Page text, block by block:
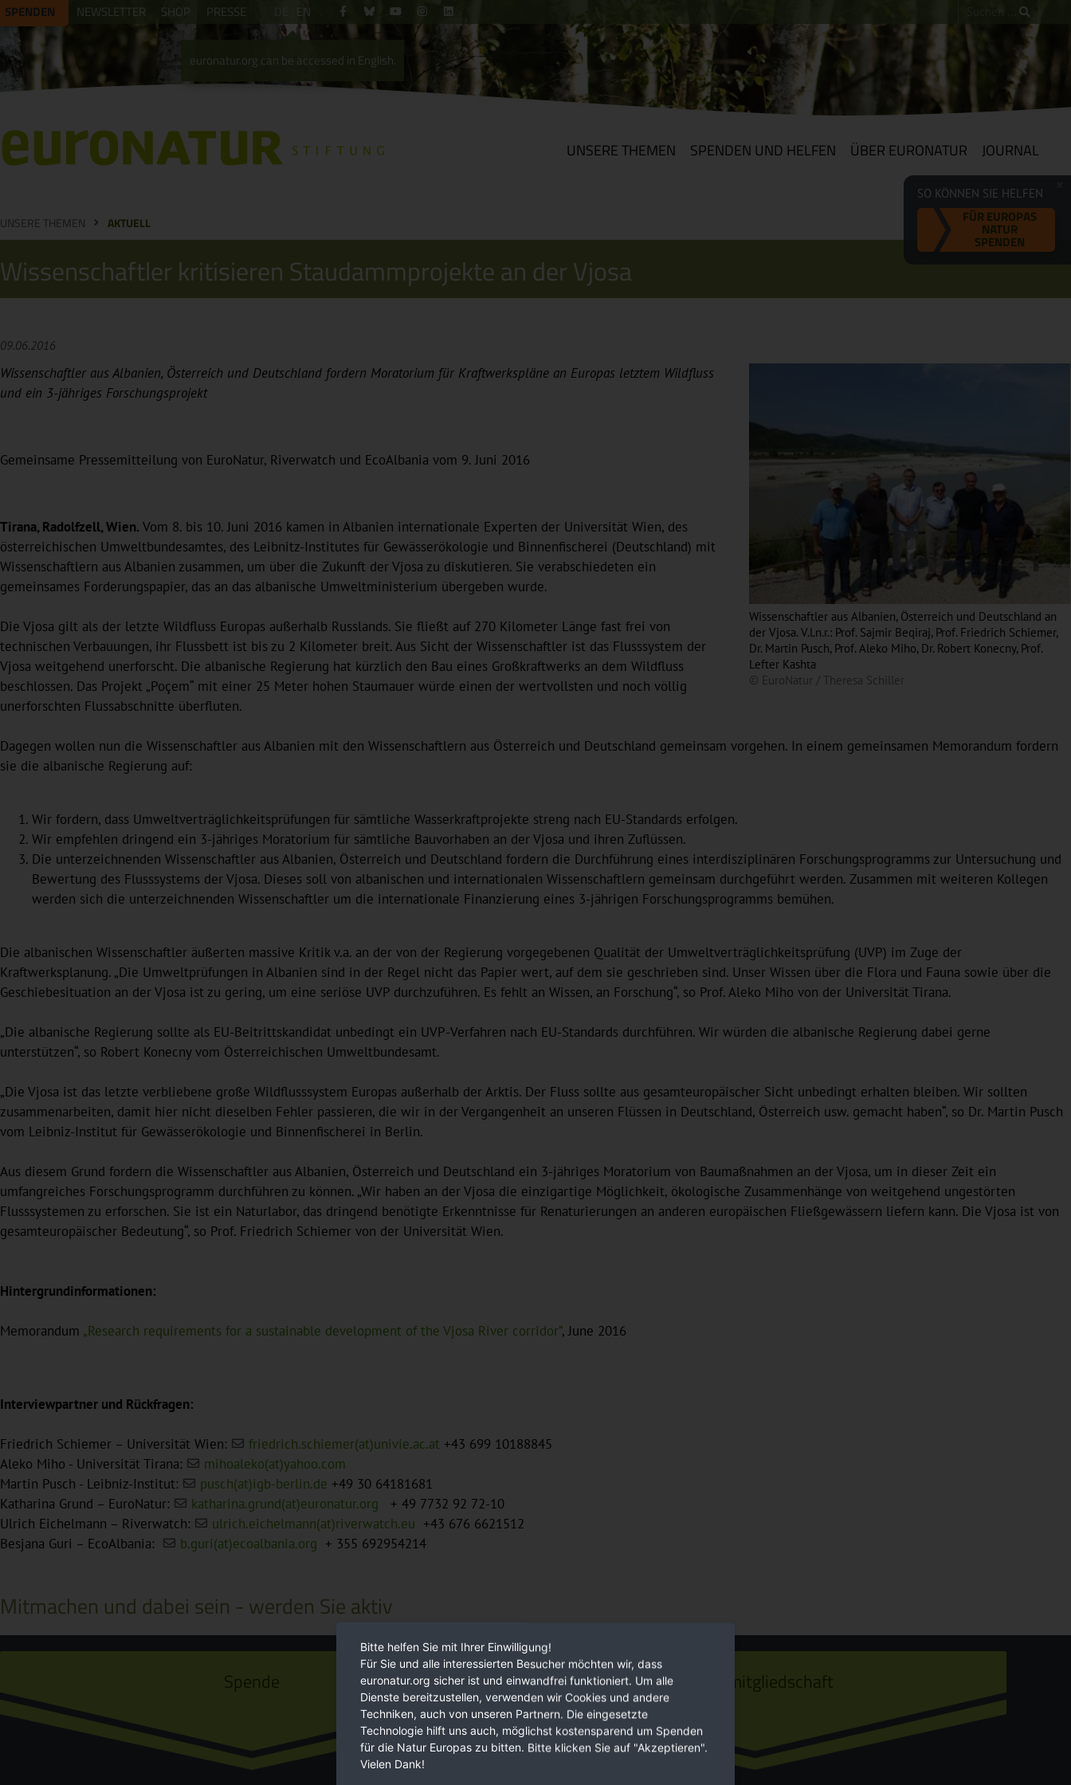
SPENDEN NEWSLETTER SHOP PRESSE
euronatur.org can be accessed in English.
EN
UNSERE THEMEN SPENDEN UND HELFEN ÜBER EURONATUR JOURNAL
SO KÖNNEN SIE HELFEN
FÜR EUROPAS
NATUR
SPENDEN
UNSERE THEMEN AKTUELL
Wissenschaftler kritisieren Staudammprojekte an der Vjosa
09.06.2016
Wissenschaftler aus Albanien, Österreich und Deutschland an
der Vjosa. V.l.n.r.: Prof. Sajmir Beqiraj, Prof. Friedrich Schiemer,
Dr. Martin Pusch, Prof. Aleko Miho, Dr. Robert Konecny, Prof.
Lefter Kashta
© EuroNatur / Theresa Schiller
Wissenschaftler aus Albanien, Österreich und Deutschland fordern Moratorium für Kraftwerkspläne an Europas letztem Wildfluss
und ein 3-jähriges Forschungsprojekt
Gemeinsame Pressemitteilung von EuroNatur, Riverwatch und EcoAlbania vom 9. Juni 2016
Tirana, Radolfzell, Wien. Vom 8. bis 10. Juni 2016 kamen in Albanien internationale Experten der Universität Wien, des
österreichischen Umweltbundesamtes, des Leibnitz-Institutes für Gewässerökologie und Binnenfischerei (Deutschland) mit
Wissenschaftlern aus Albanien zusammen, um über die Zukunft der Vjosa zu diskutieren. Sie verabschiedeten ein
gemeinsames Forderungspapier, das an das albanische Umweltministerium übergeben wurde.
Die Vjosa gilt als der letzte Wildfluss Europas außerhalb Russlands. Sie fließt auf 270 Kilometer Länge fast frei von
technischen Verbauungen, ihr Flussbett ist bis zu 2 Kilometer breit. Aus Sicht der Wissenschaftler ist das Flusssystem der
Vjosa weitgehend unerforscht. Die albanische Regierung hat kürzlich den Bau eines Großkraftwerks an dem Wildfluss
beschlossen. Das Projekt „Poçem“ mit einer 25 Meter hohen Staumauer würde einen der wertvollsten und noch völlig
unerforschten Flussabschnitte überfluten.
Dagegen wollen nun die Wissenschaftler aus Albanien mit den Wissenschaftlern aus Österreich und Deutschland gemeinsam vorgehen. In einem gemeinsamen Memorandum fordern
sie die albanische Regierung auf:
Wir fordern, dass Umweltverträglichkeitsprüfungen für sämtliche Wasserkraftprojekte streng nach EU-Standards erfolgen.
Wir empfehlen dringend ein 3-jähriges Moratorium für sämtliche Bauvorhaben an der Vjosa und ihren Zuflüssen.
Die unterzeichnenden Wissenschaftler aus Albanien, Österreich und Deutschland fordern die Durchführung eines interdisziplinären Forschungsprogramms zur Untersuchung und
Bewertung des Flusssystems der Vjosa. Dieses soll von albanischen und internationalen Wissenschaftlern gemeinsam durchgeführt werden. Zusammen mit weiteren Kollegen
werden sich die unterzeichnenden Wissenschaftler um die internationale Finanzierung eines 3-jährigen Forschungsprogramms bemühen.
Die albanischen Wissenschaftler äußerten massive Kritik v.a. an der von der Regierung vorgegebenen Qualität der Umweltverträglichkeitsprüfung (UVP) im Zuge der
Kraftwerksplanung. „Die Umweltprüfungen in Albanien sind in der Regel nicht das Papier wert, auf dem sie geschrieben sind. Unser Wissen über die Flora und Fauna sowie über die
Geschiebesituation an der Vjosa ist zu gering, um eine seriöse UVP durchzuführen. Es fehlt an Wissen, an Forschung“, so Prof. Aleko Miho von der Universität Tirana.
„Die albanische Regierung sollte als EU-Beitrittskandidat unbedingt ein UVP-Verfahren nach EU-Standards durchführen. Wir würden die albanische Regierung dabei gerne
unterstützen“, so Robert Konecny vom Österreichischen Umweltbundesamt.
„Die Vjosa ist das letzte verbliebene große Wildflusssystem Europas außerhalb der Arktis. Der Fluss sollte aus gesamteuropäischer Sicht unbedingt erhalten bleiben. Wir sollten
zusammenarbeiten, damit hier nicht dieselben Fehler passieren, die wir in der Vergangenheit an unseren Flüssen in Deutschland, Österreich usw. gemacht haben“, so Dr. Martin Pusch
vom Leibniz-Institut für Gewässerökologie und Binnenfischerei in Berlin.
Aus diesem Grund fordern die Wissenschaftler aus Albanien, Österreich und Deutschland ein 3-jähriges Moratorium von Baumaßnahmen an der Vjosa, um in dieser Zeit ein
umfangreiches Forschungsprogramm durchführen zu können. „Wir haben an der Vjosa die einzigartige Möglichkeit, ökologische Zusammenhänge von weitgehend ungestörten
Flusssystemen zu erforschen. Sie ist ein Naturlabor, das dringend benötigte Erkenntnisse für Renaturierungen an anderen europäischen Fließgewässern liefern kann. Die Vjosa ist von
gesamteuropäischer Bedeutung“, so Prof. Friedrich Schiemer von der Universität Wien.
Hintergrundinformationen:
Memorandum „Research requirements for a sustainable development of the Vjosa River corridor”, June 2016
Interviewpartner und Rückfragen:
Friedrich Schiemer – Universität Wien: friedrich.schiemer(at)univie.ac.at +43 699 10188845
Aleko Miho - Universität Tirana:
mihoaleko(at)yahoo.com
Martin Pusch - Leibniz-Institut:
pusch(at)igb-berlin.de +49 30 64181681
Katharina Grund – EuroNatur:
katharina.grund(at)euronatur.org + 49 7732 92 72-10
Ulrich Eichelmann – Riverwatch:
ulrich.eichelmann(at)riverwatch.eu +43 676 6621512
Besjana Guri – EcoAlbania:
b.guri(at)ecoalbania.org + 355 692954214
Mitmachen und dabei sein - werden Sie aktiv
Spende Fördermitgliedschaft
Bitte helfen Sie mit Ihrer Einwilligung!
Für Sie und alle interessierten Besucher möchten wir, dass
euronatur.org sicher ist und einwandfrei funktioniert. Um alle
Dienste bereitzustellen, verwenden wir Cookies und andere
Techniken, auch von unseren Partnern. Die eingesetzte
Technologie hilft uns auch, möglichst kostensparend um Spenden
für die Natur Europas zu bitten. Bitte klicken Sie auf "Akzeptieren".
Vielen Dank!